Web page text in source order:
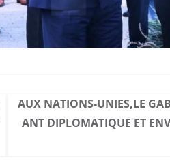
AUX NATIONS-UNIES,LE
ANT DIPLOMATIQUE ET